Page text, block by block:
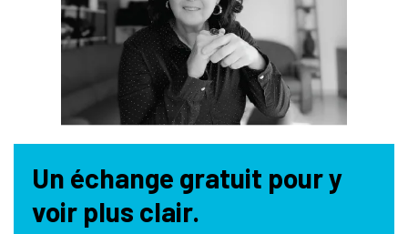
Un échange gratuit pour y
voir plus clair.